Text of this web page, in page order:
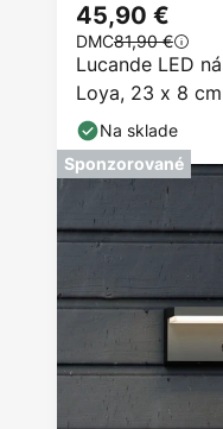
Lucande LED
Loya, 23 x 8
45,90 €
DMC81,90 €
Na sklade
Sponzorované